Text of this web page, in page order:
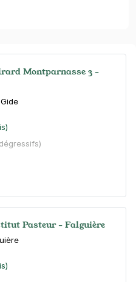
Montparnasse 3 -
Pasteur - Falguière